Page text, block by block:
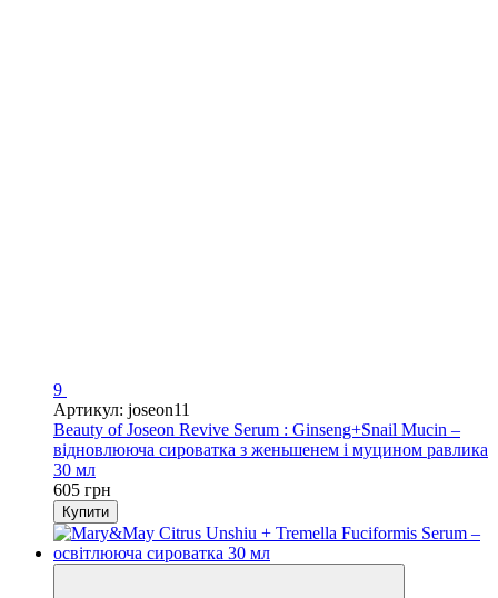
9
Артикул: joseon11
Beauty of Joseon Revive Serum : Ginseng+Snail Mucin –
відновлююча сироватка з женьшенем і муцином равлика
30 мл
605 грн
Купити